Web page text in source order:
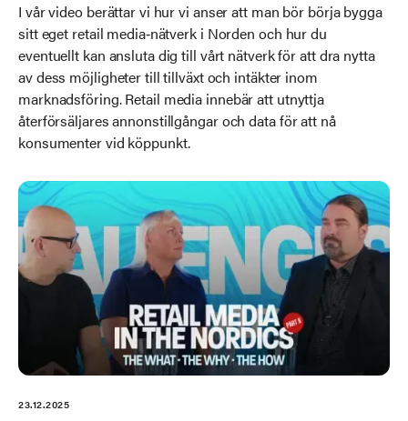
I vår video berättar vi hur vi anser att man bör börja bygga
sitt eget retail media‑nätverk i Norden och hur du
eventuellt kan ansluta dig till vårt nätverk för att dra nytta
av dess möjligheter till tillväxt och intäkter inom
marknadsföring. Retail media innebär att utnyttja
återförsäljares annonstillgångar och data för att nå
konsumenter vid köppunkt.
23.12.2025